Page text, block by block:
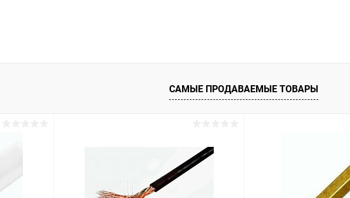
САМЫЕ ПРОДАВАЕМЫЕ ТОВАРЫ